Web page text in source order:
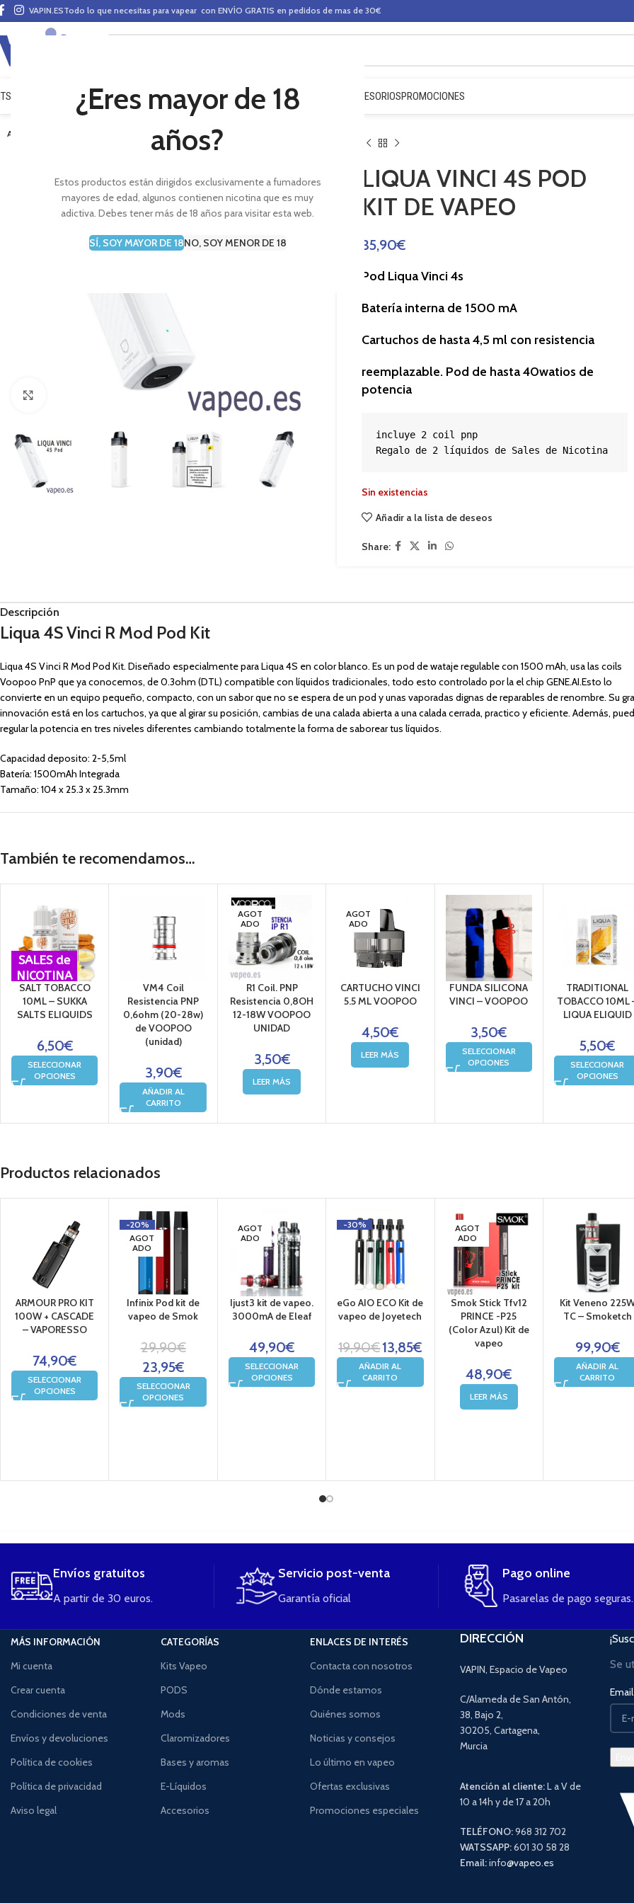
¿Eres mayor de 18
años?
Estos productos están dirigidos exclusivamente a fumadores
mayores de edad, algunos contienen nicotina que es muy
adictiva. Debes tener más de 18 años para visitar esta web.
SÍ, SOY MAYOR DE 18NO, SOY MENOR DE 18
VAPIN.ESTodo lo que necesitas para vapear con ENVÍO GRATIS en pedidos de mas de 30€
VAPEO MODS CLAROMIZADORES BASES Y AROMAS (ALQUIMIA) ACCESORIOSPROMOCIONES
AGOTADO
LIQUA VINCI 4S POD
KIT DE VAPEO
35,90€
Pod Liqua Vinci 4s
Batería interna de 1500 mA
Cartuchos de hasta 4,5 ml con resistencia
reemplazable. Pod de hasta 40watios de
potencia
incluye 2 coil pnp
Regalo de 2 líquidos de Sales de Nicotina
Sin existencias
Añadir a la lista de deseos
Share:
Descripción
Liqua 4S Vinci R Mod Pod Kit
Liqua 4S Vinci R Mod Pod Kit. Diseñado especialmente para Liqua 4S en color blanco. Es un pod de wataje regulable con 1500 mAh, usa las coils
Voopoo PnP que ya conocemos, de 0.3ohm (DTL) compatible con líquidos tradicionales, todo esto controlado por la el chip GENE.AI.Esto lo
convierte en un equipo pequeño, compacto, con un sabor que no se espera de un pod y unas vaporadas dignas de reparables de renombre. Su
innovación está en los cartuchos, ya que al girar su posición, cambias de una calada abierta a una calada cerrada, practico y eficiente. Además,
regular la potencia en tres niveles diferentes cambiando totalmente la forma de saborear tus líquidos.
Capacidad deposito: 2-5,5ml
Batería: 1500mAh Integrada
Tamaño: 104 x 25.3 x 25.3mm
Coriente de carga: 1A
Material: Aleación de zinc / PCTG
1x Liqua 4S Vinci R Mod
1x Liqua 4S Vinci Pod (2ml)
2x Liqua 4S Vinci 0.3ohm Coil
1x Tarjeta de garantía
1x Manual de usario
1x Cable USB
¿Estas interesado en comprar LIQUA VINCI 4S PODl? Somos distribuidores oficiales de LIQUA
VAPIN, Especialistas en Cigarrillos electrónicos.
La mayor oferta en vapeo. Compra online en Vapeo.es o en nuestras tiendas físicas.
A que esperas, disfruta ya del LIQUA VINCI 4S POD con envío gratis en 24-48 horas para pedidos de mas de 25€
También te recomendamos…
SALES de
NICOTINA
SALT TOBACCO
10ML – SUKKA
SALTS ELIQUIDS
6,50€
SELECCIONAR
OPCIONES
VM4 Coil
Resistencia PNP
0,6ohm (20-28w)
de VOOPOO
(unidad)
3,90€
AÑADIR AL
CARRITO
AGOT
ADO
R1 Coil. PNP
Resistencia 0,8OH
12-18W VOOPOO
UNIDAD
3,50€
LEER MÁS
AGOT
ADO
CARTUCHO VINCI
5.5 ML VOOPOO
4,50€
LEER MÁS
FUNDA SILICONA
VINCI – VOOPOO
3,50€
SELECCIONAR
OPCIONES
TRADITIONAL
TOBACCO 10ML
LIQUA ELIQUID
5,50€
SELECCIONAR
OPCIONES
Productos relacionados
ARMOUR PRO KIT
100W + CASCADE
– VAPORESSO
74,90€
SELECCIONAR
OPCIONES
-20%
AGOT
ADO
Infinix Pod kit de
vapeo de Smok
29,90€
23,95€
SELECCIONAR
OPCIONES
AGOT
ADO
Ijust3 kit de vapeo.
3000mA de Eleaf
49,90€
SELECCIONAR
OPCIONES
-30%
eGo AIO ECO Kit de
vapeo de Joyetech
19,90€13,85€
AÑADIR AL
CARRITO
AGOT
ADO
Smok Stick Tfv12
PRINCE -P25
(Color Azul) Kit de
vapeo
48,90€
LEER MÁS
Kit Veneno
TC – Smoketch
99,90€
AÑADIR AL
CARRITO
Envíos gratuitos
A partir de 30 euros.
Servicio post-venta
Garantía oficial
Pago online
Pasarelas de pago seguras.
MÁS INFORMACIÓN
Mi cuenta
Crear cuenta
Condiciones de venta
Envíos y devoluciones
Política de cookies
Política de privacidad
Aviso legal
CATEGORÍAS
Kits Vapeo
PODS
Mods
Claromizadores
Bases y aromas
E-Líquidos
Accesorios
ENLACES DE INTERÉS
Contacta con nosotros
Dónde estamos
Quiénes somos
Noticias y consejos
Lo último en vapeo
Ofertas exclusivas
Promociones especiales
DIRECCIÓN
VAPIN, Espacio de Vapeo
C/Alameda de San Antón,
38, Bajo 2,
30205, Cartagena,
Murcia
Atención al cliente:L a V de
10 a 14h y de 17 a 20h
TELÉFONO:968 312 702
WATSSAPP:601 30 58 28
Email:info@vapeo.es
Se
Email